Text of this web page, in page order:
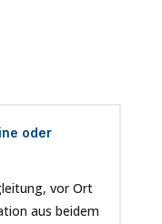
oder
vor Ort
aus beidem